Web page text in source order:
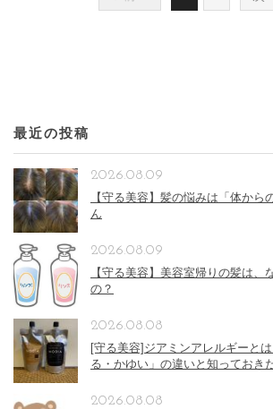
最近の投稿
【守る美容】髪の悩みは「体から
ん
2026.08.09
【守る美容】美容室帰りの髪は、
の？
2026.08.09
[守る美容]ジアミンアレルギーと
る・かゆい」の違いと知っておき
2026.08.08
2026.08.08